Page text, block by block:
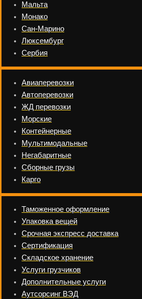
Мальта
Монако
Сан-Марино
Люксембург
Сербия
Авиаперевозки
Автоперевозки
ЖД перевозки
Морские
Контейнерные
Мультимодальные
Негабаритные
Сборные грузы
Карго
Таможенное оформление
Упаковка вещей
Срочная экспресс доставка
Сертификация
Складское хранение
Услуги грузчиков
Дополнительные услуги
Аутсорсинг ВЭД